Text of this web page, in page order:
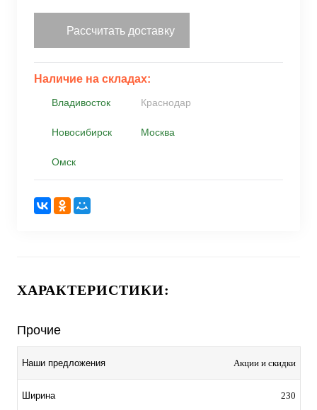
Рассчитать доставку
Наличие на складах:
Владивосток Краснодар
Новосибирск Москва
Омск
ХАРАКТЕРИСТИКИ:
Прочие
Наши предложения Акции и скидки
Ширина 230